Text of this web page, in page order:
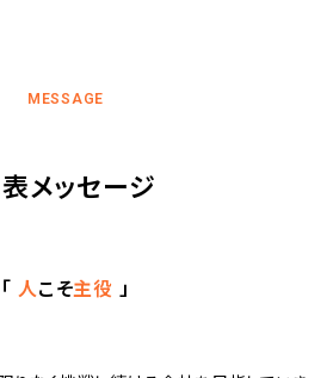
メッセージ
「 人こそ主役 」